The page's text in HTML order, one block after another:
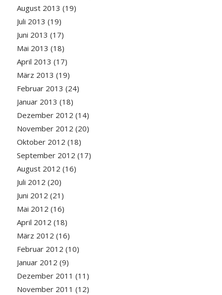
August 2013 (19)
Juli 2013 (19)
Juni 2013 (17)
Mai 2013 (18)
April 2013 (17)
März 2013 (19)
Februar 2013 (24)
Januar 2013 (18)
Dezember 2012 (14)
November 2012 (20)
Oktober 2012 (18)
September 2012 (17)
August 2012 (16)
Juli 2012 (20)
Juni 2012 (21)
Mai 2012 (16)
April 2012 (18)
März 2012 (16)
Februar 2012 (10)
Januar 2012 (9)
Dezember 2011 (11)
November 2011 (12)